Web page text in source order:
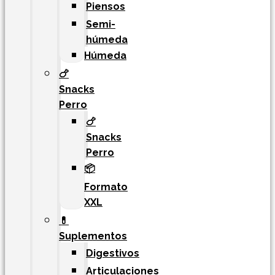
Piensos
Semi-
húmeda
Húmeda
🍗
Snacks
Perro
🍗
Snacks
Perro
📦
Formato
XXL
💊
Suplementos
Digestivos
Articulaciones